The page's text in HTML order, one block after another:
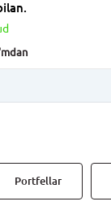
dan
Portfellar